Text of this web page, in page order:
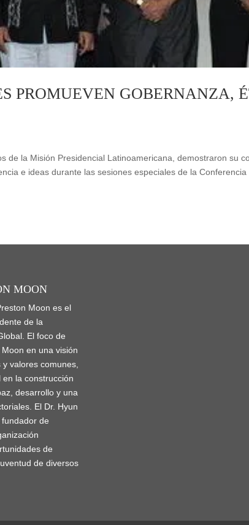
PROMUEVEN GOBERNANZA,
de la Misión Presidencial Latinoamericana, demostraron su
e ideas durante las sesiones especiales de la Conferencia
MOON
Moon es el
de la
El foco de
en una visión
valores comunes,
la construcción
desarrollo y una
El Dr. Hyun
de
de
de diversos